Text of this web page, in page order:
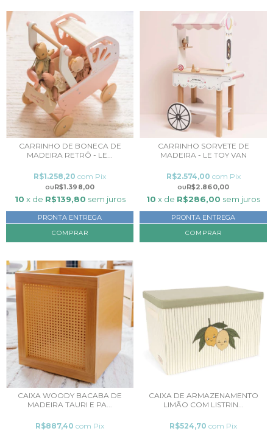
CARRINHO DE BONECA DE
MADEIRA RETRÔ - LE...
R$1.398,00
R$1.258,20 com Pix
10 x de R$139,80 sem juros
PRONTA ENTREGA
CARRINHO SORVETE DE
MADEIRA - LE TOY VAN
R$2.860,00
R$2.574,00 com Pix
10 x de R$286,00 sem juros
PRONTA ENTREGA
CAIXA WOODY BACABA DE
MADEIRA TAURI E PA...
R$887,40 com Pix
CAIXA DE ARMAZENAMENTO
LIMÃO COM LISTRIN...
R$524,70 com Pix